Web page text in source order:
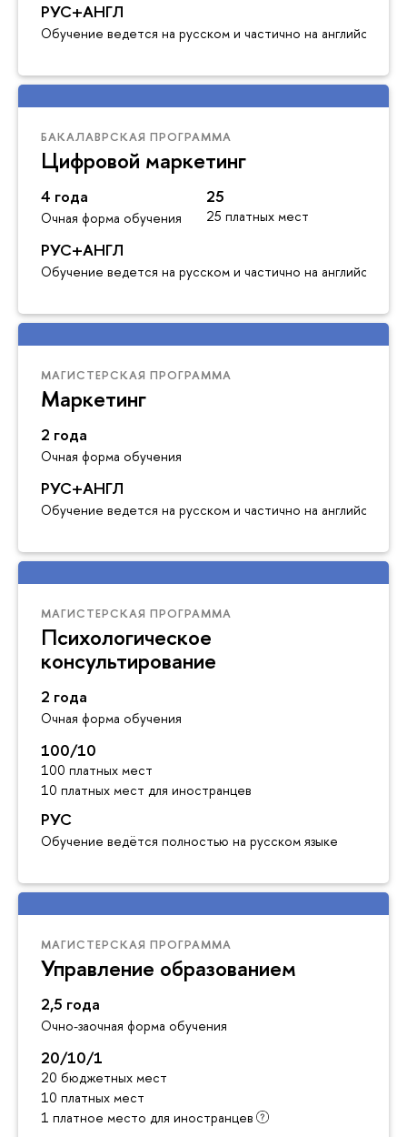
РУС+АНГЛ
Обучение ведется на русском и частично на английском
БАКАЛАВРСКАЯ ПРОГРАММА
Цифровой маркетинг
4 года
Очная форма обучения
25
25 платных мест
РУС+АНГЛ
Обучение ведется на русском и частично на английском
МАГИСТЕРСКАЯ ПРОГРАММА
Маркетинг
2 года
Очная форма обучения
РУС+АНГЛ
Обучение ведется на русском и частично на английском
МАГИСТЕРСКАЯ ПРОГРАММА
Психологическое
консультирование
2 года
Очная форма обучения
100/10
100 платных мест
10 платных мест для иностранцев
РУС
Обучение ведётся полностью на русском языке
МАГИСТЕРСКАЯ ПРОГРАММА
Управление образованием
2,5 года
Очно-заочная форма обучения
20/10/1
20 бюджетных мест
10 платных мест
1 платное место для иностранцев